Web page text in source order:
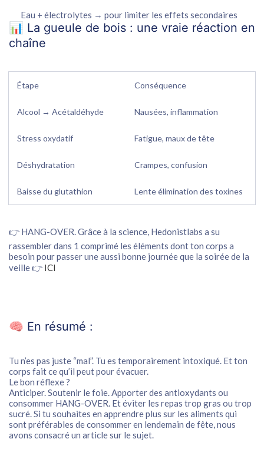
Eau + électrolytes → pour limiter les effets secondaires
📊 La gueule de bois : une vraie réaction en
chaîne
Étape Conséquence
Alcool → Acétaldéhyde Nausées, inflammation
Stress oxydatif Fatigue, maux de tête
Déshydratation Crampes, confusion
Baisse du glutathion Lente élimination des toxines
👉 HANG-OVER. Grâce à la science, Hedonistlabs a su
rassembler dans 1 comprimé les éléments dont ton corps a
besoin pour passer une aussi bonne journée que la soirée de la
veille 👉 ICI
🧠 En résumé :
Tu n’es pas juste “mal”. Tu es temporairement intoxiqué. Et ton
corps fait ce qu’il peut pour évacuer.
Le bon réflexe ?
Anticiper. Soutenir le foie. Apporter des antioxydants ou
consommer HANG-OVER. Et éviter les repas trop gras ou trop
sucré. Si tu souhaites en apprendre plus sur les aliments qui
sont préférables de consommer en lendemain de fête, nous
avons consacré un article sur le sujet.